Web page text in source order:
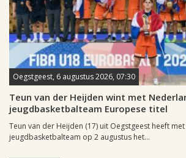
Oegstgeest, 6 augustus 2026, 07:30
Teun van der Heijden wint met
jeugdbasketbalteam Europese titel
Teun van der Heijden (17) uit Oegstgeest heeft
jeugdbasketbalteam op 2 augustus het...